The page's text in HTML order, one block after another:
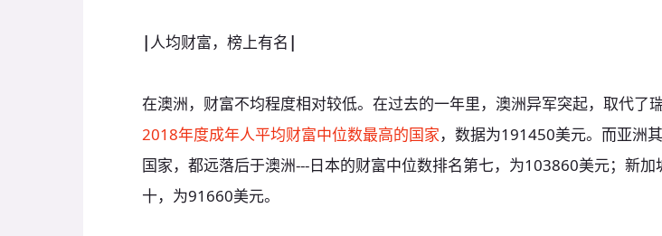
|人均财富，榜上有名 |
在澳洲，财富不均程度相对较低。在过去的一年里，澳洲异军突起，取代了瑞
2018年度成年人平均财富中位数最高的国家，数据为191450美元。而亚洲
国家，都远落后于澳洲---日本的财富中位数排名第七，为103860美元；新加
十，为91660美元。